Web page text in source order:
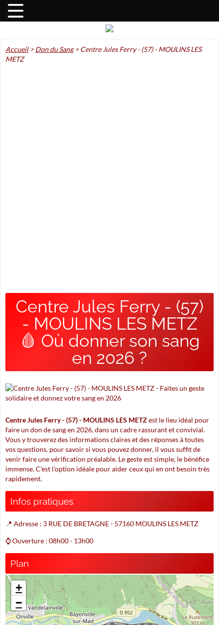
Accueil>Don du Sang>Centre Jules Ferry - (57) - MOULINS LES
METZ
Centre Jules Ferry - (57)
- MOULINS LES METZ
🩸 Où donner son sang
en 2026 ?
Centre Jules Ferry - (57) - MOULINS LES METZest le lieu idéal pour
faire un don de sang en 2026, dans un cadre rassurant et convivial.
Vous y trouverez des informations claires et des réponses à toutes
vos questions. pour savoir si vous pouvez donner, il vous suffit de
venir faire une vérification préalable. Le geste est simple, le bénéfice
immense. C'est l'option idéale pour aider ceux qui en ont besoin très
rapidement.
Infos pratiques
📍 Adresse : 3 RUE DE BRETAGNE - 57160 MOULINS LES METZ
⌚ Ouverture : 08h00 - 13h00
Plan
+
−